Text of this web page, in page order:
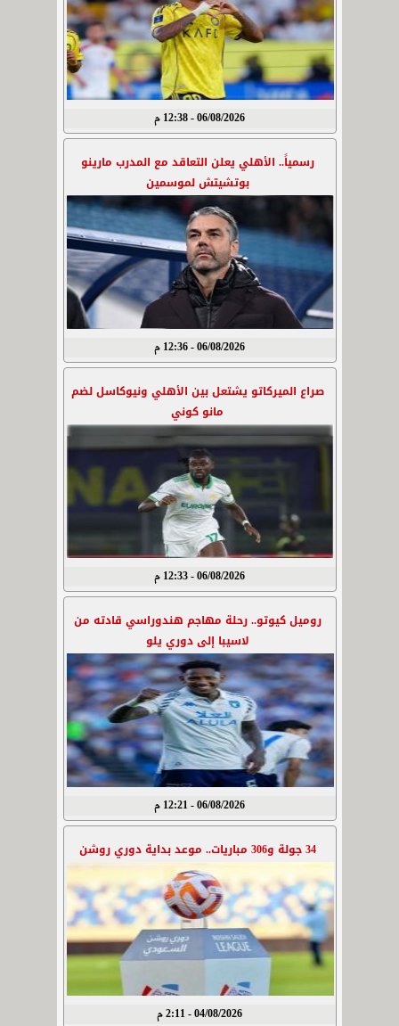
06/08/2026 - 12:38 م
رسمياً.. الأهلي يعلن التعاقد مع المدرب مارينو
بوتشيتش لموسمين
06/08/2026 - 12:36 م
صراع الميركاتو يشتعل بين الأهلي ونيوكاسل لضم
مانو كوني
06/08/2026 - 12:33 م
روميل كيوتو.. رحلة مهاجم هندوراسي قادته من
لاسيبا إلى دوري يلو
06/08/2026 - 12:21 م
34 جولة و306 مباريات.. موعد بداية دوري روشن
04/08/2026 - 2:11 م